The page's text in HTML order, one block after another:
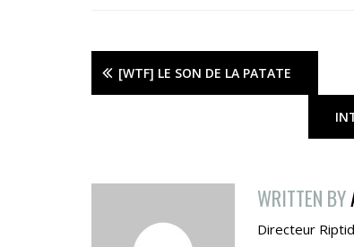
[WTF] LE SON DE LA PATATE
WRITTEN BY
Directeur